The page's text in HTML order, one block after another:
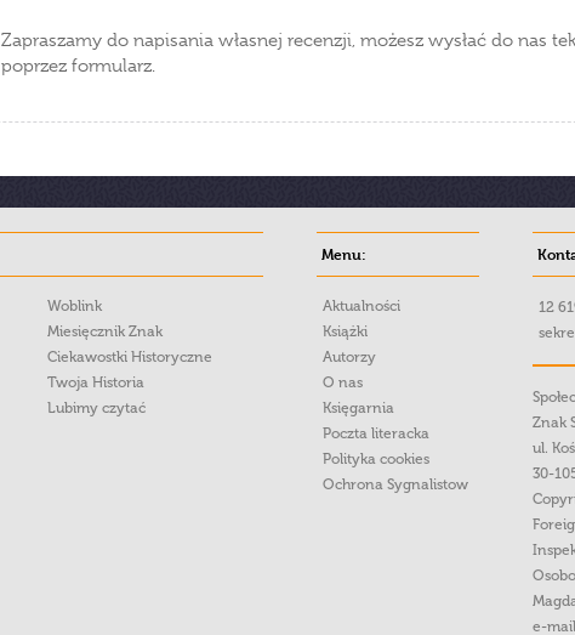
Zapraszamy do napisania własnej recenzji, możesz wysłać do nas
poprzez formularz.
Woblink
Miesięcznik Znak
Ciekawostki Historyczne
Twoja Historia
Lubimy czytać
Menu:
Aktualności
Książki
Autorzy
O nas
Księgarnia
Poczta literacka
Polityka cookies
Ochrona Sygnalistow
12
Znak
ul.
30-
e-